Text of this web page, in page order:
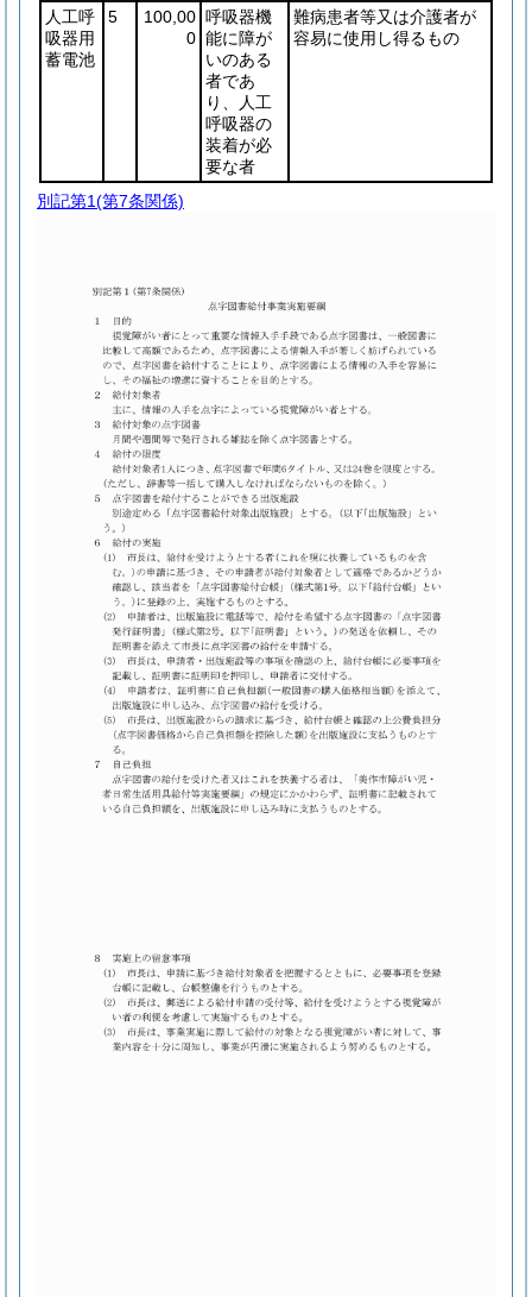
人工呼
吸器用
蓄電池
5
100,00
0
呼吸器機
能に障が
いのある
者であ
り、人工
呼吸器の
装着が必
要な者
難病患者等又は介護者が
容易に使用し得るもの
別記第1(第7条関係)